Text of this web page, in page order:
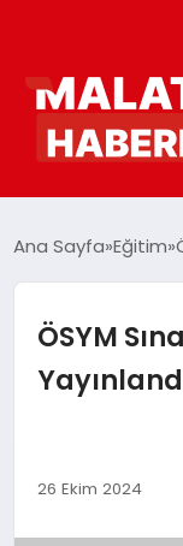
DÜNYA
Ana Sayfa Eğitim
ÖSYM
26 Ekim 2024